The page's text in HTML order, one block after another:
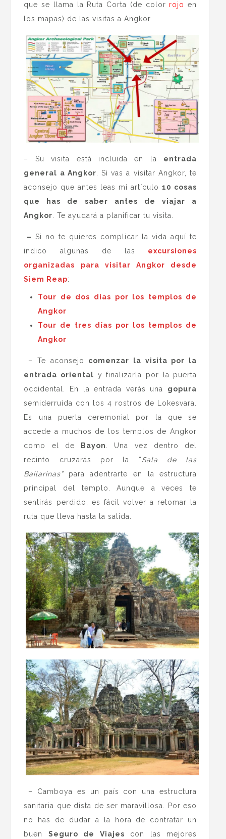
que se llama la Ruta Corta (de color rojo en
los mapas) de las visitas a Angkor.
– Su visita está incluida en la entrada
general a Angkor. Si vas a visitar Angkor, te
aconsejo que antes leas mi artículo10 cosas
que has de saber antes de viajar a
Angkor. Te ayudará a planificar tu visita.
– Si no te quieres complicar la vida aquí te
indico algunas de las
excursiones
organizadas para visitar Angkor desde
Siem Reap:
Tour de dos días por los templos de
Angkor
Tour de tres días por los templos de
Angkor
– Te aconsejo comenzar la visita por la
entrada oriental y finalizarla por la puerta
occidental. En la entrada verás una gopura
semiderruida con los 4 rostros de Lokesvara.
Es una puerta ceremonial por la que se
accede a muchos de los templos de Angkor
como el de
Bayon. Una vez dentro del
recinto cruzarás por la “Sala de las
Bailarinas”para adentrarte en la estructura
principal del templo. Aunque a veces te
sentirás perdido, es fácil volver a retomar la
ruta que lleva hasta la salida.
– Camboya es un país con una estructura
sanitaria que dista de ser maravillosa. Por eso
no has de dudar a la hora de contratar un
buen Seguro de Viajes con las mejores